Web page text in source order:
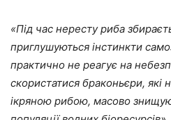
«Під час нересту риба
приглушуються інстинкти
практично не реагує на
скористатися браконьєри, які
ікряною рибою, масово